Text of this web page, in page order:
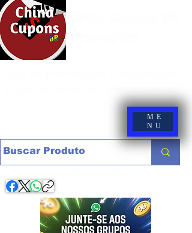
ME
NU